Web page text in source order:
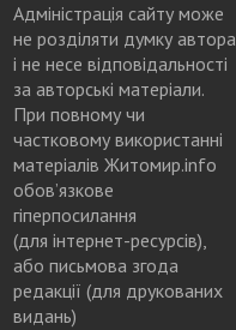
Адміністрація сайту може
не розділяти думку автора
і не несе відповідальності
за авторські матеріали.
При повному чи
частковому використанні
матеріалів Житомир.info
обов’язкове
гіперпосилання
(для інтернет-ресурсів),
або письмова згода
редакції (для друкованих
видань)